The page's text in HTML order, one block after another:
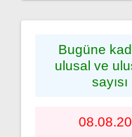
Bugüne
ulusal ve